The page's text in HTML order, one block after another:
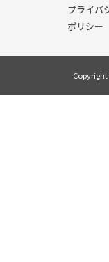
プライバ
ポリシー
Copyright